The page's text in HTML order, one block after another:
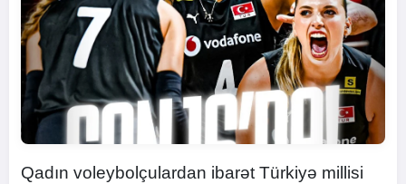
Qadın voleybolçulardan ibarət Türkiyə millisi